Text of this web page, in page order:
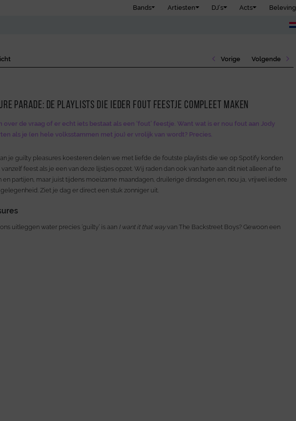
Bands Artiesten DJ’s Acts Beleving
Vorige Volgende
parade: de playlists die ieder fout feestje compleet maken
over de vraag of er echt iets bestaat als een ‘fout’ feestje. Want wat is er nou fout aan Jody
als je (en hele volksstammen met jou) er vrolijk van wordt? Precies.
je guilty pleasures koesteren delen we met liefde de foutste playlists die we op Spotify konden
feest als je een van deze lijstjes opzet. Wij raden dan ook van harte aan dit niet alleen af te
en partijen, maar juist tijdens moeizame maandagen, druilerige dinsdagen en, nou ja, vrijwel iedere
Ziet je dag er direct een stuk zonniger uit.
uitleggen water precies ‘guilty’ is aan I want it that wayvan The Backstreet Boys? Gewoon een